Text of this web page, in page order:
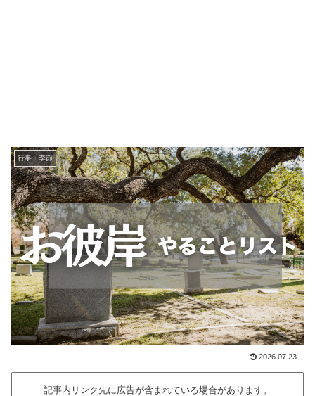
行事・季節
2026.07.23
記事内リンク先に広告が含まれている場合があります。